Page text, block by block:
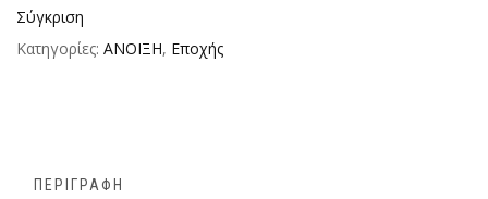
Σύγκριση
Κατηγορίες: ΑΝΟΙΞΗ, Εποχής
ΠΕΡΙΓΡΑΦΉ